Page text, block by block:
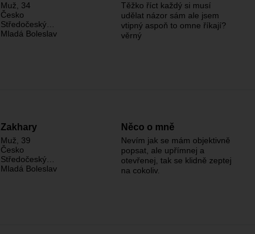
Muž , 34
Česko
Středočeský…
Mladá Boleslav
Těžko říct každý si musí
udělat názor sám ale jsem
vtipný aspoň to omne říkají?
věrný
Zakhary
Muž , 39
Česko
Středočeský…
Mladá Boleslav
Něco o mně
Nevím jak se mám objektivně
popsat, ale upřímnej a
otevřenej, tak se klidně zeptej
na cokoliv.